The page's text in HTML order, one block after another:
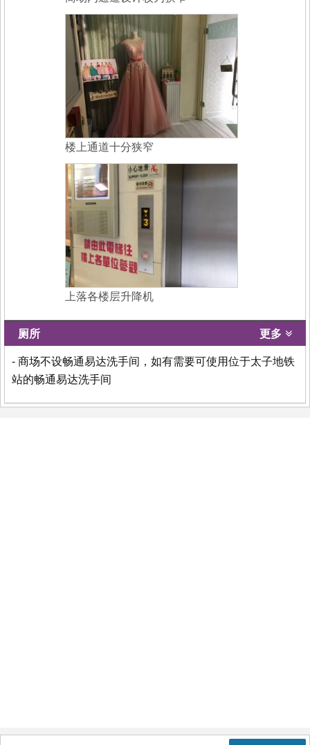
楼上通道十分狭窄
上落各楼层升降机
厕所 更多
- 商场不设畅通易达洗手间，如有需要可使用位于太子地铁
站的畅通易达洗手间